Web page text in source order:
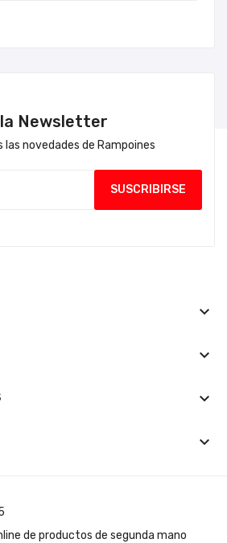
Newsletter
las novedades de Rampoines
keyboard_arrow_down
keyboard_arrow_down
keyboard_arrow_down
keyboard_arrow_down